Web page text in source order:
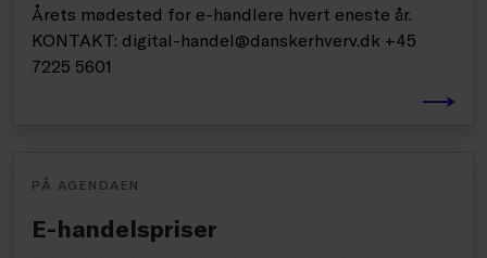
Årets mødested for e-handlere hvert eneste år.
KONTAKT: digital-handel@danskerhverv.dk +45
7225 5601
PÅ AGENDAEN
E-handelspriser